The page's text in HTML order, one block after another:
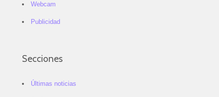
Webcam
Publicidad
Secciones
Últimas noticias